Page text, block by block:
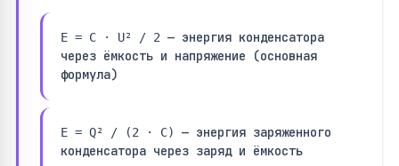
E = C · U² / 2 — энергия конденсатора
через ёмкость и напряжение (основная
формула)
E = Q² / (2 · C)
— энергия заряженного
конденсатора через заряд и ёмкость